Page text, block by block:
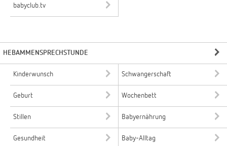
babyclub.tv
HEBAMMENSPRECHSTUNDE
Kinderwunsch Schwangerschaft
Geburt Wochenbett
Stillen Babyernährung
Gesundheit Baby-Alltag